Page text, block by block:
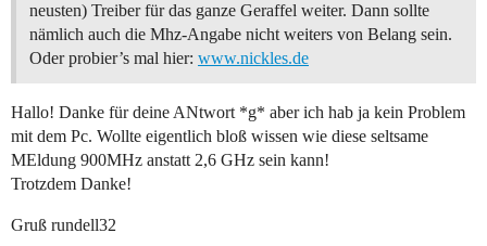
neusten) Treiber für das ganze Geraffel weiter. Dann sollte
nämlich auch die Mhz-Angabe nicht weiters von Belang sein.
Oder probier’s mal hier: www.nickles.de
Hallo! Danke für deine ANtwort *g* aber ich hab ja kein Problem
mit dem Pc. Wollte eigentlich bloß wissen wie diese seltsame
MEldung 900MHz anstatt 2,6 GHz sein kann!
Trotzdem Danke!
Gruß rundell32